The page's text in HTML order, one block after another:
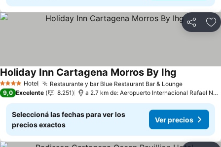
Compartir
4 EstrellasHotel Restaurante y bar Blue Restaurant Bar & Lounge
Holiday Inn Cartagena Morros By Ihg
9,0 Excelente 8.251 a 2.7 km de: Aeropuerto Internacional Rafael Núñez
Seleccioná las fechas para ver los
precios exactos
Ver precios